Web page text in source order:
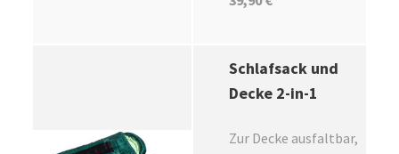
Schlafsack und
Decke 2-in-1
Zur Decke ausfaltbar,